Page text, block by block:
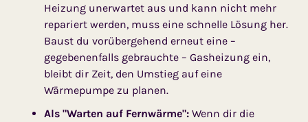
Heizung uner­wartet aus und kann nicht mehr
repariert werden, muss eine schnelle Lösung her.
Baust du vorübergehend erneut eine –
gegebenenfalls gebrauchte – Gasheizung ein,
bleibt dir Zeit, den Umstieg auf eine
Wärmepumpe zu planen.
Als "Warten auf Fernwärme": Wenn dir die